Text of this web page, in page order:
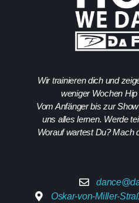
Wir trainieren dich und
weniger Wochen
Vom Anfänger bis zur
uns alles lernen. Werde
Worauf wartest Du? Mach
Oskar-von-Miller-